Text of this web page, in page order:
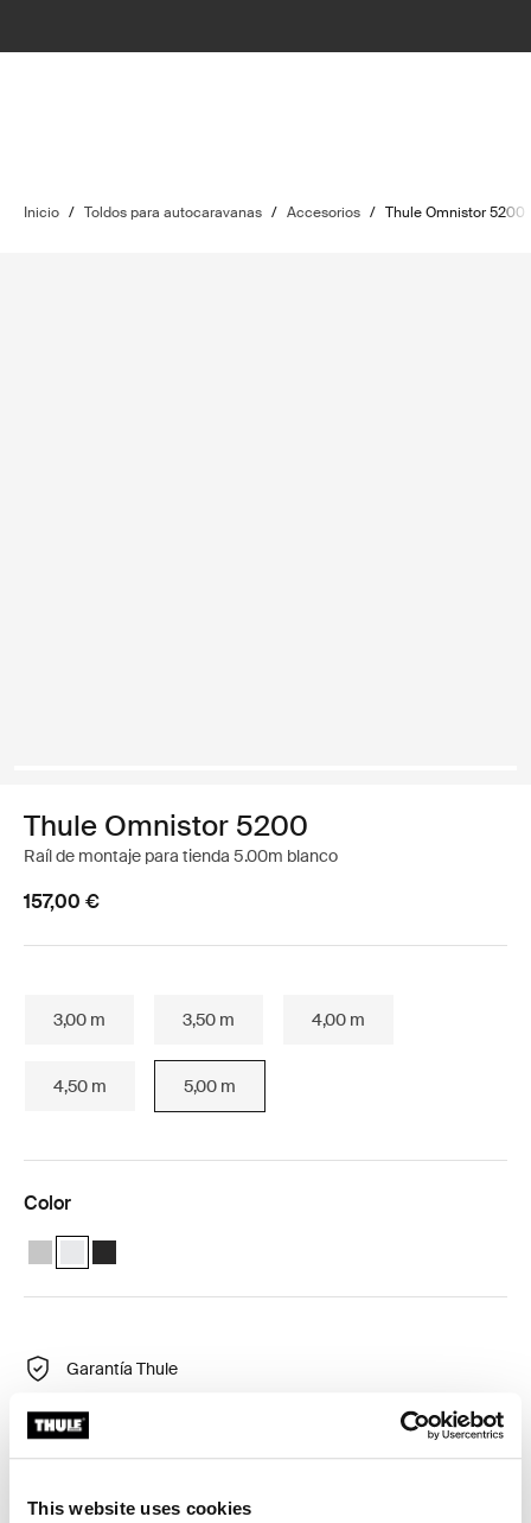
This website uses cookies
Inicio / Toldos para autocaravanas / Accesorios / Thule Omnistor 5200
Thule Omnistor 5200
Raíl de montaje para tienda 5.00m blanco
157,00 €
3,00 m 3,50 m 4,00 m
4,50 m 5,00 m
Color
Thule Tent LED Mounting Rail TO 5200 Anodizado
Thule Tent LED Mounting Rail TO 5200 Blanco (selected)
Thule Tent LED Mounting Rail TO 5200 Antracita
Garantía Thule
Buscar en tienda
Este perfil cubre los adaptadores y se proporciona con